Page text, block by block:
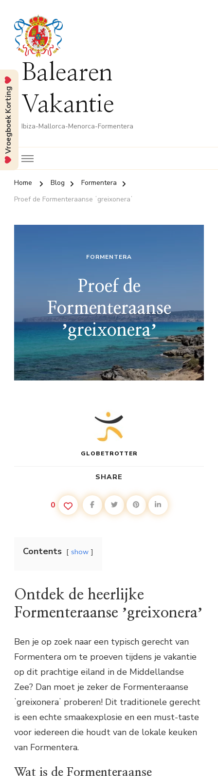
Balearen
Vakantie
Ibiza-Mallorca-Menorca-Formentera
Home Blog
Formentera
Proef de Formenteraanse ʼgreixoneraʼ
FORMENTERA
Proef de
Formenteraanse
ʼgreixoneraʼ
GLOBETROTTER
SHARE
0
Contents show
Ontdek de heerlijke
Formenteraanse ʼgreixoneraʼ
Ben je op zoek naar een typisch gerecht van
Formentera om te proeven tijdens je vakantie
op dit prachtige eiland in de Middellandse
Zee? Dan moet je zeker de Formenteraanse
ʼgreixoneraʼ proberen! Dit traditionele gerecht
is een echte smaakexplosie en een must-taste
voor iedereen die houdt van de lokale keuken
van Formentera.
Wat is de Formenteraanse
Vroegboek Korting